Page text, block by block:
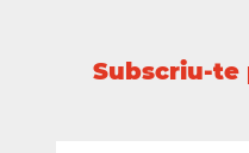
Subscriu-te